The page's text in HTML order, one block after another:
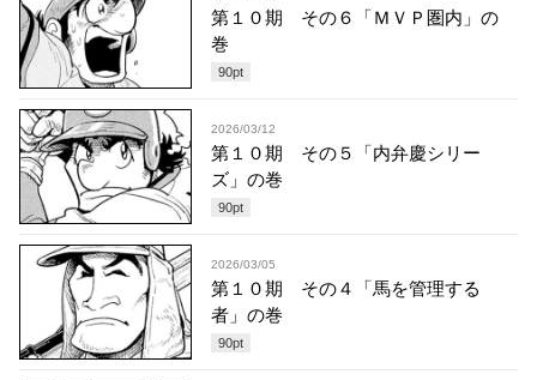
第１０期 その６「ＭＶＰ圏内」の
巻
90pt
2026/03/12
第１０期 その５「内弁慶シリー
ズ」の巻
90pt
2026/03/05
第１０期 その４「馬を管理する
者」の巻
90pt